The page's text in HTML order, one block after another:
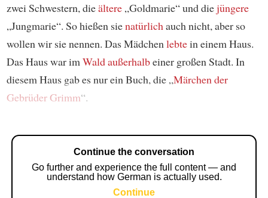
zwei Schwestern, dieältere„Goldmarie“ und diejüngere
„Jungmarie“. So hießen sienatürlichauch nicht, aber so
wollen wir sie nennen. Das Mädchenlebtein einem Haus.
Das Haus war imWaldaußerhalbeiner großen Stadt. In
diesem Haus gab es nur ein Buch, die „Märchen der
Gebrüder Grimm“.
Continue the conversation
Go further and experience the full content — and
understand how German is actually used.
Continue